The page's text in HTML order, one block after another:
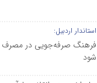
استاندار اردبیل:
فرهنگ صرفه‌جویی در مصرف
شود